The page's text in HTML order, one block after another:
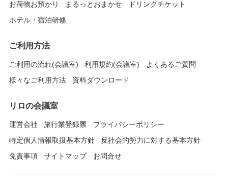
お荷物お預かり
まるっとおまかせ
ドリンクチケット
ホテル・宿泊研修
ご利用方法
ご利用の流れ(会議室) 利用規約(会議室)
よくあるご質問
様々なご利用方法
資料ダウンロード
リロの会議室
運営会社 旅行業登録票
プライバシーポリシー
特定個人情報取扱基本方針
反社会的勢力に対する基本方針
免責事項
サイトマップ お問合せ